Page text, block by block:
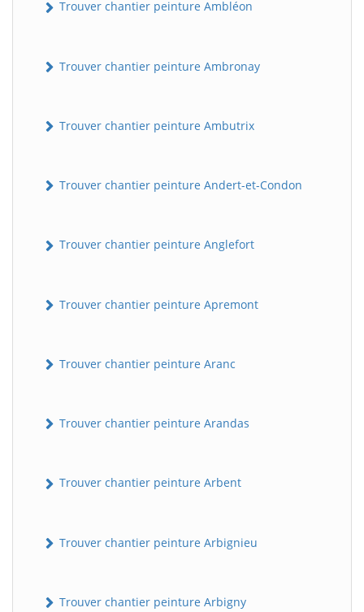
Trouver chantier peinture Ambléon
Trouver chantier peinture Ambronay
Trouver chantier peinture Ambutrix
Trouver chantier peinture Andert-et-Condon
Trouver chantier peinture Anglefort
Trouver chantier peinture Apremont
Trouver chantier peinture Aranc
Trouver chantier peinture Arandas
Trouver chantier peinture Arbent
Trouver chantier peinture Arbignieu
Trouver chantier peinture Arbigny